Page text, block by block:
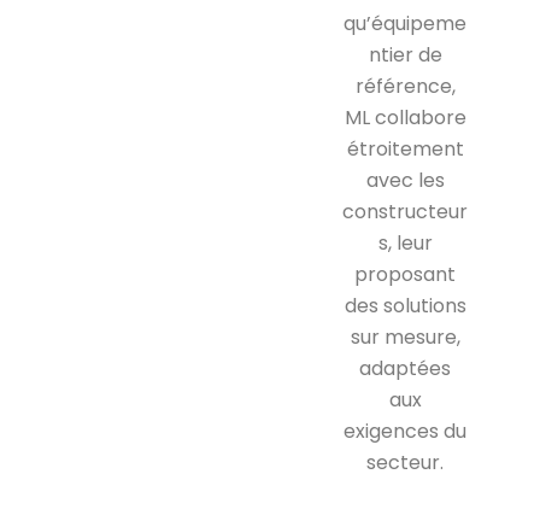
qu’équipeme
ntier de
référence,
ML collabore
étroitement
avec les
constructeur
s, leur
proposant
des solutions
sur mesure,
adaptées
aux
exigences du
secteur.